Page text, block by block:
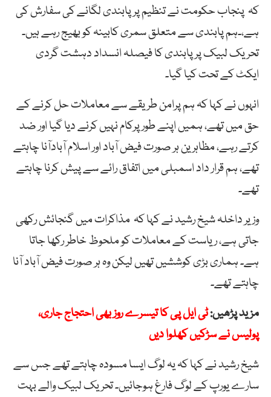
کہ پنجاب حکومت نے تنظیم پر پابندی لگانے کی سفارش کی
ہے،۔ہم پابندی سے متعلق سمری کابینہ کو بھیج رہے ہیں۔
تحریک لبیک پر پابندی کا فیصلہ انسداد دہشت گردی
ایکٹ کے تحت کیا گیا۔
انہوں نے کہا کہ ہم پرامن طریقے سے معاملات حل کرنے کے
حق میں تھے، ہمیں اپنے طور پرکام نہیں کرنے دیا گیا اور ضد
کرتے رہے، مظاہرین ہر صورت فیض آباد اور اسلام آبادآنا چاہتے
تھے، ہم قرار داد اسمبلی میں اتفاق رائے سے پیش کرنا چاہتے
تھے۔
وزیر داخلہ شیخ رشید نے کہا کہ مذاکرات میں گنجائش رکھی
جاتی ہے، ریاست کے معاملات کو ملحوظ خاطر رکھا جاتا
ہے۔ ہماری بڑی کوششیں تھیں لیکن وہ ہر صورت فیض آباد آنا
چاہتے تھے۔
مزید پڑھیں:ٹی ایل پی کا تیسرے روز بھی احتجاج جاری،
پولیس نے سڑکیں کھلوا دیں
شیخ رشید نے کہا کہ یہ لوگ ایسا مسودہ چاہتے تھے جس سے
سارے یورپ کے لوگ فارغ ہوجائیں۔ تحریک لبیک والے بہت